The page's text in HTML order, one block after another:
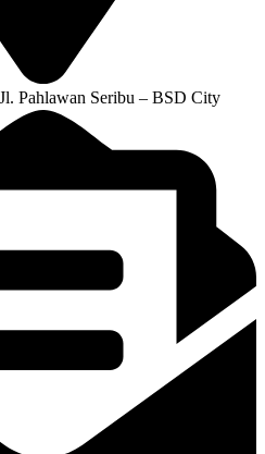
Pahlawan Seribu – BSD City